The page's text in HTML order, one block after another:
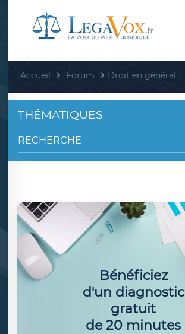
Accueil Forum Droit en général
THÉMATIQUES
Bénéficiez
d'un diagnostic
gratuit
de 20 minutes